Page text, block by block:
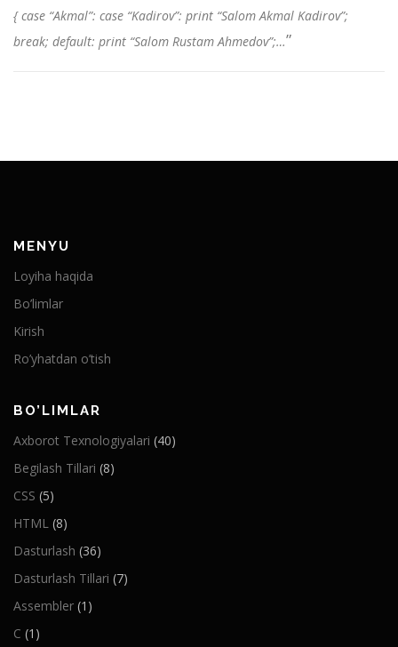
{ case “Akmal”: case “Kadirov”: print “Salom Akmal Kadirov”;
break; default: print “Salom Rustam Ahmedov”;…”
MENYU
Loyiha haqida
Bo’limlar
Kirish
Ro’yhatdan o’tish
BO’LIMLAR
Axborot Texnologiyalari (40)
Begilash Tillari (8)
CSS (5)
HTML (8)
Dasturlash (36)
Dasturlash Tillari (7)
Assembler (1)
C (1)